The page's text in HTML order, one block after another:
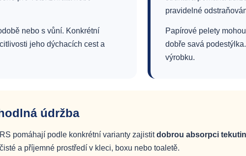
nebo s vůní. Konkrétní
jeho dýchacích cest a
pravidelné
Papírové pelety
dobře savá
výrobku.
údržba
pomáhají podle konkrétní varianty zajistitdobrou absorpci
a příjemné prostředí v kleci, boxu nebo toaletě.